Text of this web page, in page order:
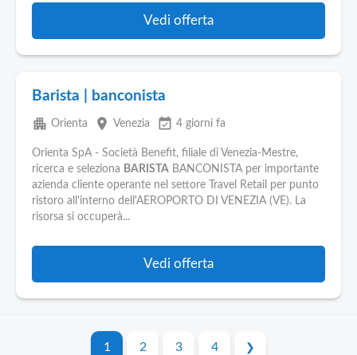
Vedi offerta
Barista | banconista
apartment Orienta place Venezia event_available 4 giorni fa
Orienta SpA - Società Benefit, filiale di Venezia-Mestre,
ricerca e seleziona BARISTA BANCONISTA per importante
azienda cliente operante nel settore Travel Retail per punto
ristoro all'interno dell'AEROPORTO DI VENEZIA (VE). La
risorsa si occuperà...
Vedi offerta
1 2 3 4